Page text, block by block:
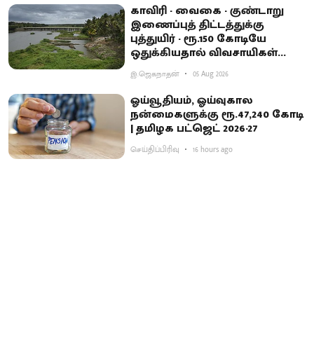
காவிரி - வைகை - குண்டாறு
இணைப்புத் திட்டத்துக்கு
புத்துயிர் - ரூ.150 கோடியே
ஒதுக்கியதால் விவசாயிகள்
ஏமாற்றம்
இ.ஜெகநாதன் 05 Aug 2026
ஓய்வூதியம், ஓய்வுகால
நன்மைகளுக்கு ரூ.47,240 கோடி
| தமிழக பட்ஜெட் 2026-27
செய்திப்பிரிவு 16 hours ago